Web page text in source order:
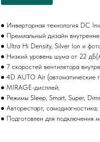
● Инверторная технология DC
● Премиальный дизайн
● Ultra Hi Density, Silver Ion и
● Низкий уровень шума от 22
● 7 скоростей вентилятора
● 4D AUTO Air (автоматические
● MIRAGE-дисплей;
● Режимы Sleep, Smart, Super,
● Авторестарт, самодиагностика;
● Подготовлен для подключения